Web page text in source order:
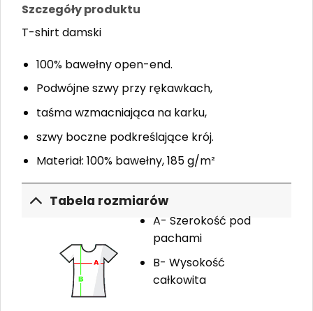
Szczegóły produktu
T-shirt damski
100% bawełny open-end.
Podwójne szwy przy rękawkach,
taśma wzmacniająca na karku,
szwy boczne podkreślające krój.
Materiał: 100% bawełny, 185 g/m²
Tabela rozmiarów
A- Szerokość pod
pachami
B- Wysokość
całkowita